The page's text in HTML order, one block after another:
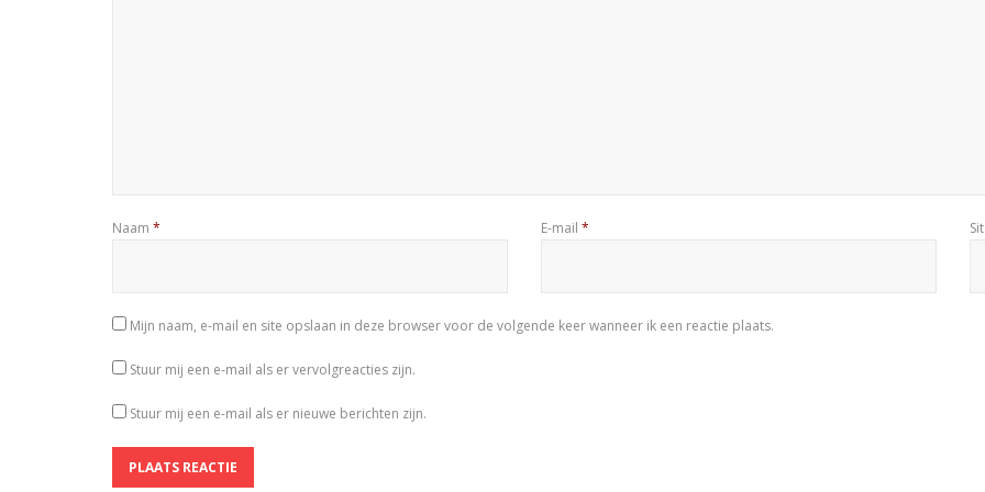
Naam * E-mail *
Mijn naam, e-mail en site opslaan in deze browser voor de volgende keer wanneer ik een reactie plaats.
Stuur mij een e-mail als er vervolgreacties zijn.
Stuur mij een e-mail als er nieuwe berichten zijn.